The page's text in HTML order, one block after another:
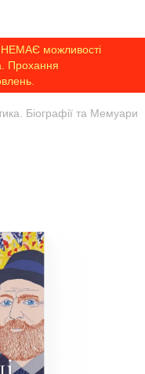
НЕМАЄ можливості
Прохання
Біографії та Мемуари